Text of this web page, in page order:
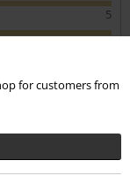
for customers from
5